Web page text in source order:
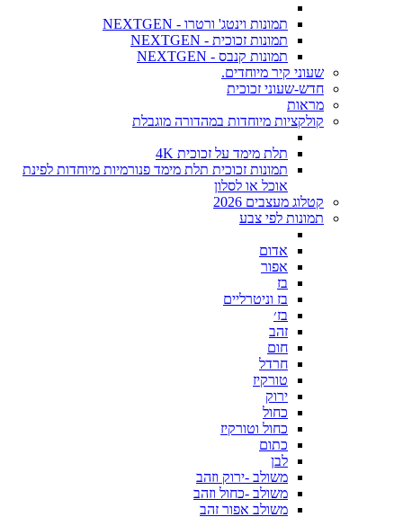
תמונות וינטג' ורטרו - NEXTGEN
תמונות זכוכית - NEXTGEN
תמונות קנבס - NEXTGEN
שעוני קיר מיוחדים.
חדש-שעוני זכוכית
מראות
קולקציות מיוחדות במהדורה מוגבלת
תלת מימד על זכוכית 4K
תמונות זכוכית תלת מימד פנורמיות מיוחדות לפינת
אוכל או לסלון
קטלוג מעצבים 2026
תמונות לפי צבע
אדום
אפור
בז
בז וניטרליים
בז׳
זהב
חום
חרדל
טורקיז
ירוק
כחול
כחול וטורקיז
כתום
לבן
משולב -ירוק וזהב
משולב -כחול וזהב
משולב אפור זהב